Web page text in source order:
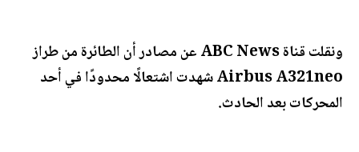
ونقلت قناة ABC News عن مصادر أن الطائرة من طراز
Airbus A321neo شهدت اشتعالًا محدودًا في أحد
المحركات بعد الحادث.